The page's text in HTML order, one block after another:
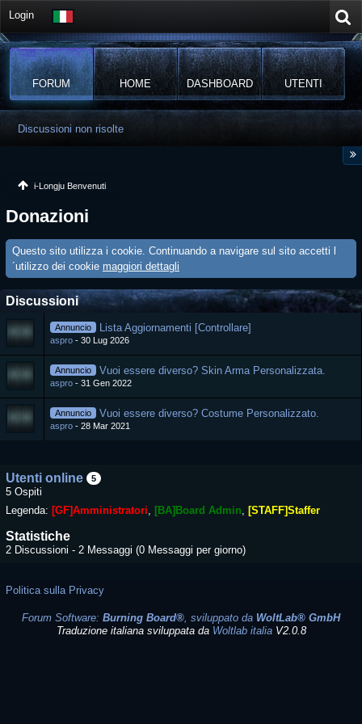
Login
FORUM HOME DASHBOARD UTENTI
Discussioni non risolte
i-Longju Benvenuti
Donazioni
Questo sito utilizza i cookie. Continuando a navigare sul sito accetti l
´utilizzo dei cookie maggiori dettagli
Discussioni
Annuncio Lista Aggiornamenti [Controllare]
aspro 30 Lug 2026
Annuncio Vuoi essere diverso? Skin Arma Personalizzata.
aspro 31 Gen 2022
Annuncio Vuoi essere diverso? Costume Personalizzato.
aspro 28 Mar 2021
Utenti online 5
5 Ospiti
Legenda: [GF]Amministratori [BA]Board Admin [STAFF]Staffer
Statistiche
2 Discussioni - 2 Messaggi (0 Messaggi per giorno)
Politica sulla Privacy
Forum Software: Burning Board®, sviluppato da WoltLab® GmbH
Traduzione italiana sviluppata da Woltlab italiaV2.0.8